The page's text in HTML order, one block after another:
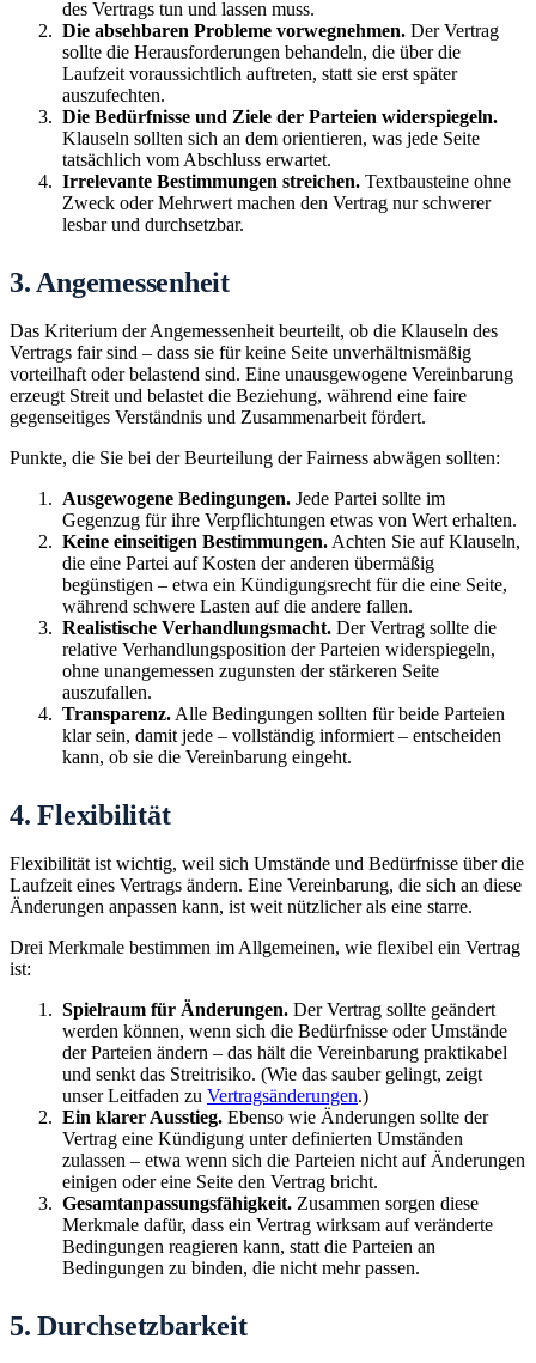
des Vertrags tun und lassen muss.
Die absehbaren Probleme vorwegnehmen. Der Vertrag
sollte die Herausforderungen behandeln, die über die
Laufzeit voraussichtlich auftreten, statt sie erst später
auszufechten.
Die Bedürfnisse und Ziele der Parteien widerspiegeln.
Klauseln sollten sich an dem orientieren, was jede Seite
tatsächlich vom Abschluss erwartet.
Irrelevante Bestimmungen streichen. Textbausteine ohne
Zweck oder Mehrwert machen den Vertrag nur schwerer
lesbar und durchsetzbar.
3. Angemessenheit
Das Kriterium der Angemessenheit beurteilt, ob die Klauseln des
Vertrags fair sind – dass sie für keine Seite unverhältnismäßig
vorteilhaft oder belastend sind. Eine unausgewogene Vereinbarung
erzeugt Streit und belastet die Beziehung, während eine faire
gegenseitiges Verständnis und Zusammenarbeit fördert.
Punkte, die Sie bei der Beurteilung der Fairness abwägen sollten:
Ausgewogene Bedingungen. Jede Partei sollte im
Gegenzug für ihre Verpflichtungen etwas von Wert erhalten.
Keine einseitigen Bestimmungen. Achten Sie auf Klauseln,
die eine Partei auf Kosten der anderen übermäßig
begünstigen – etwa ein Kündigungsrecht für die eine Seite,
während schwere Lasten auf die andere fallen.
Realistische Verhandlungsmacht. Der Vertrag sollte die
relative Verhandlungsposition der Parteien widerspiegeln,
ohne unangemessen zugunsten der stärkeren Seite
auszufallen.
Transparenz. Alle Bedingungen sollten für beide Parteien
klar sein, damit jede – vollständig informiert – entscheiden
kann, ob sie die Vereinbarung eingeht.
4. Flexibilität
Flexibilität ist wichtig, weil sich Umstände und Bedürfnisse über die
Laufzeit eines Vertrags ändern. Eine Vereinbarung, die sich an diese
Änderungen anpassen kann, ist weit nützlicher als eine starre.
Drei Merkmale bestimmen im Allgemeinen, wie flexibel ein Vertrag
ist:
Spielraum für Änderungen. Der Vertrag sollte geändert
werden können, wenn sich die Bedürfnisse oder Umstände
der Parteien ändern – das hält die Vereinbarung praktikabel
und senkt das Streitrisiko. (Wie das sauber gelingt, zeigt
unser Leitfaden zu Vertragsänderungen.)
Ein klarer Ausstieg. Ebenso wie Änderungen sollte der
Vertrag eine Kündigung unter definierten Umständen
zulassen – etwa wenn sich die Parteien nicht auf Änderungen
einigen oder eine Seite den Vertrag bricht.
Gesamtanpassungsfähigkeit. Zusammen sorgen diese
Merkmale dafür, dass ein Vertrag wirksam auf veränderte
Bedingungen reagieren kann, statt die Parteien an
Bedingungen zu binden, die nicht mehr passen.
5. Durchsetzbarkeit